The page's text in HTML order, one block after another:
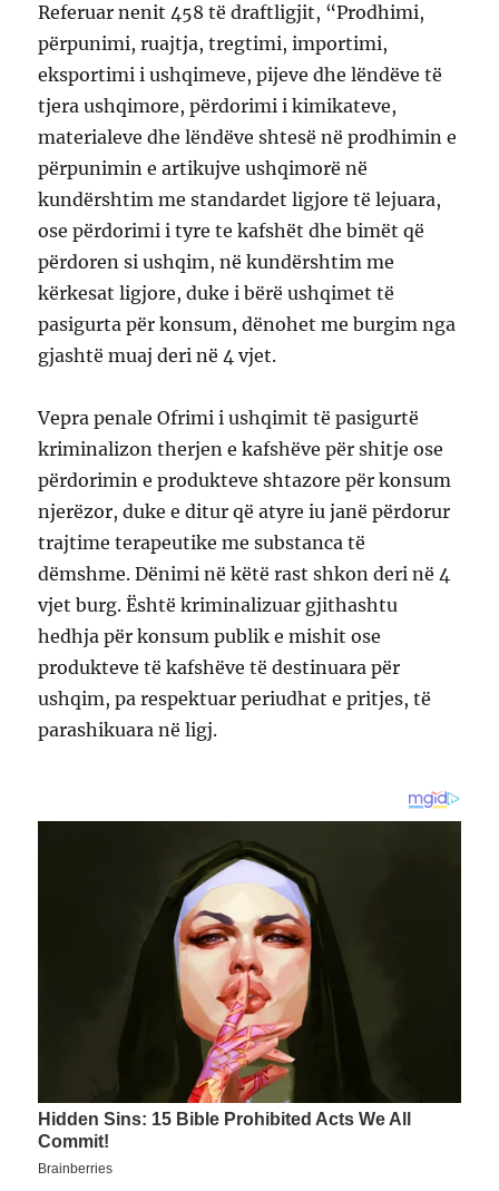
Referuar nenit 458 të draftligjit, “Prodhimi,
përpunimi, ruajtja, tregtimi, importimi,
eksportimi i ushqimeve, pijeve dhe lëndëve të
tjera ushqimore, përdorimi i kimikateve,
materialeve dhe lëndëve shtesë në prodhimin e
përpunimin e artikujve ushqimorë në
kundërshtim me standardet ligjore të lejuara,
ose përdorimi i tyre te kafshët dhe bimët që
përdoren si ushqim, në kundërshtim me
kërkesat ligjore, duke i bërë ushqimet të
pasigurta për konsum, dënohet me burgim nga
gjashtë muaj deri në 4 vjet.
Vepra penale Ofrimi i ushqimit të pasigurtë
kriminalizon therjen e kafshëve për shitje ose
përdorimin e produkteve shtazore për konsum
njerëzor, duke e ditur që atyre iu janë përdorur
trajtime terapeutike me substanca të
dëmshme. Dënimi në këtë rast shkon deri në 4
vjet burg. Është kriminalizuar gjithashtu
hedhja për konsum publik e mishit ose
produkteve të kafshëve të destinuara për
ushqim, pa respektuar periudhat e pritjes, të
parashikuara në ligj.